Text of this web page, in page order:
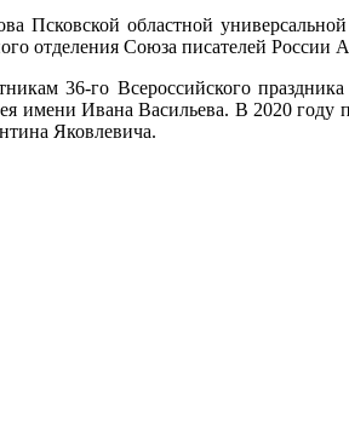
Псковской областной
отделения Союза писателей
36-го Всероссийского
имени Ивана Васильева. В 2020
Яковлевича.